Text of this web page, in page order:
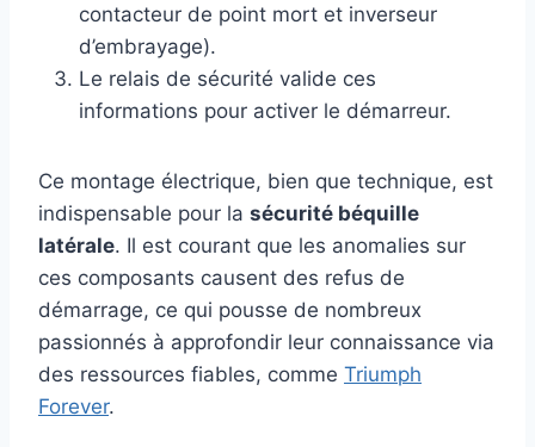
contacteur de point mort et inverseur
d’embrayage).
Le relais de sécurité valide ces
informations pour activer le démarreur.
Ce montage électrique, bien que technique, est
indispensable pour la sécurité béquille
latérale. Il est courant que les anomalies sur
ces composants causent des refus de
démarrage, ce qui pousse de nombreux
passionnés à approfondir leur connaissance via
des ressources fiables, comme Triumph
Forever.